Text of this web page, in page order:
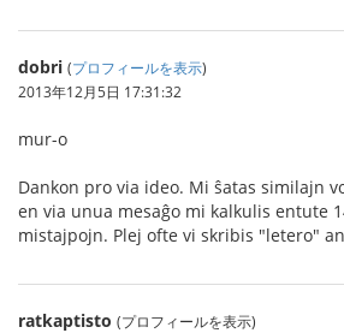
dobri (プロフィールを表示)
2013年12月5日 17:31:32
mur-o
Dankon pro via ideo. Mi ŝatas similajn
en via unua mesaĝo mi kalkulis entute
mistajpojn. Plej ofte vi skribis "letero"
ratkaptisto (プロフィールを表示)